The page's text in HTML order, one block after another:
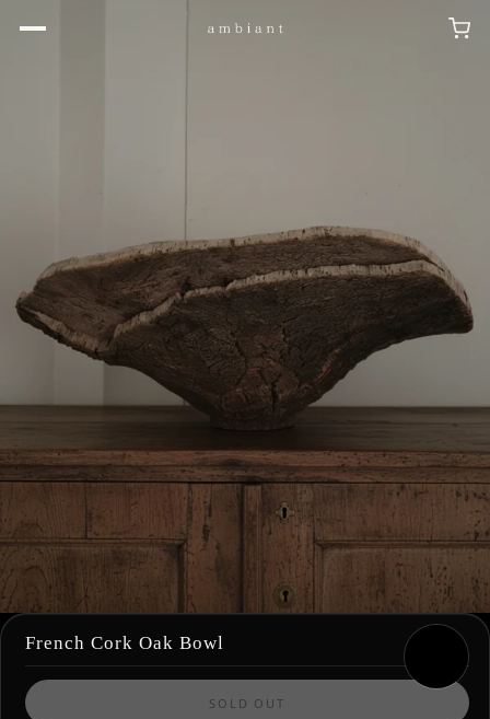
French Cork Oak Bowl
SOLD OUT